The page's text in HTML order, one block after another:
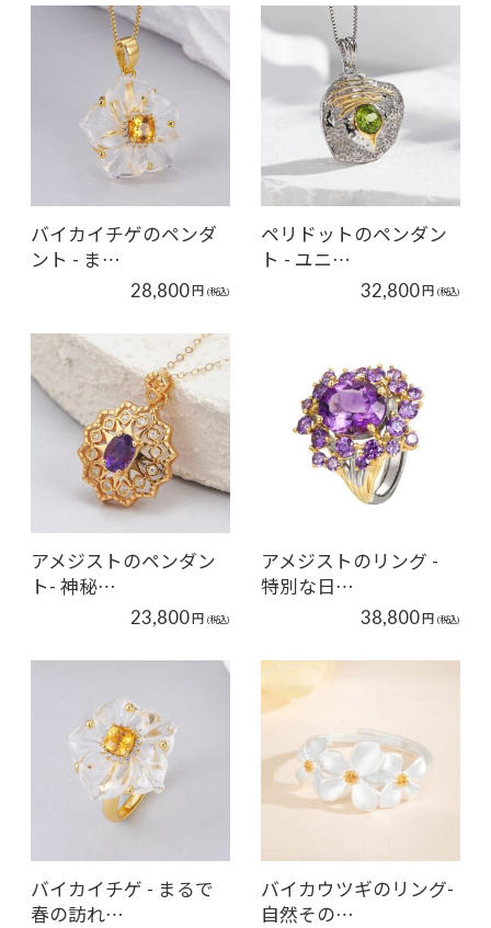
バイカイチゲのペンダ
ント - ま…
28,800円 (税込)
ペリドットのペンダン
ト - ユニ…
32,800円 (税込)
アメジストのペンダン
ト- 神秘…
23,800円 (税込)
アメジストのリング -
特別な日…
38,800円 (税込)
バイカイチゲ - まるで
春の訪れ…
バイカウツギのリング-
自然その…